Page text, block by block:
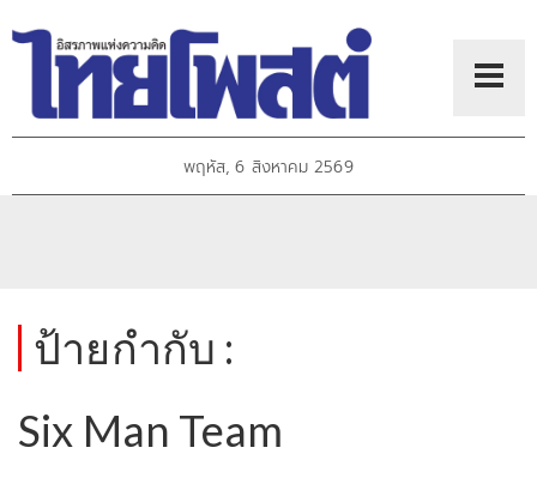
พฤหัส, 6 สิงหาคม 2569
ป้ายกำกับ :
Six Man Team